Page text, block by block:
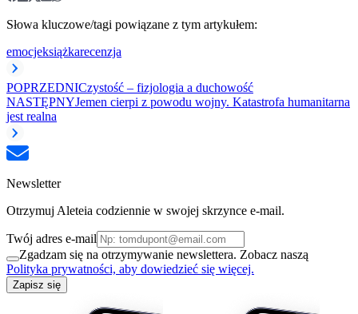
Słowa kluczowe/tagi powiązane z tym artykułem:
emocjeksiążkarecenzja
POPRZEDNICzystość – fizjologia a duchowość
NASTĘPNYJemen cierpi z powodu wojny. Katastrofa humanitarna
jest realna
Newsletter
Otrzymuj Aleteia codziennie w swojej skrzynce e-mail.
Twój adres e-mail
Zgadzam się na otrzymywanie newslettera. Zobacz naszą
Polityka prywatności, aby dowiedzieć się więcej.
Zapisz się